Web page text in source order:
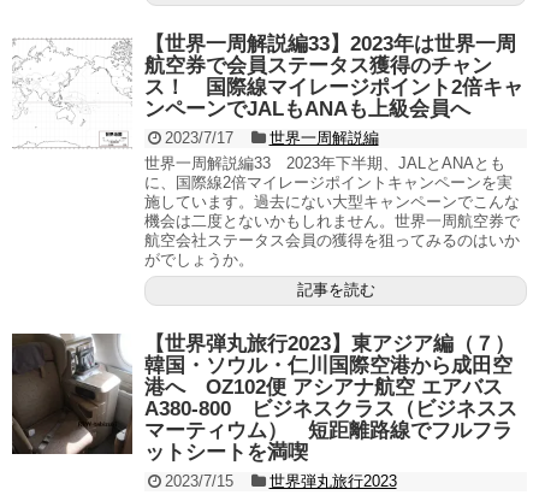
【世界一周解説編33】2023年は世界一周
航空券で会員ステータス獲得のチャン
ス！ 国際線マイレージポイント2倍キャ
ンペーンでJALもANAも上級会員へ
2023/7/17
世界一周解説編
世界一周解説編33 2023年下半期、JALとANAとも
に、国際線2倍マイレージポイントキャンペーンを実
施しています。過去にない大型キャンペーンでこんな
機会は二度とないかもしれません。世界一周航空券で
航空会社ステータス会員の獲得を狙ってみるのはいか
がでしょうか。
記事を読む
【世界弾丸旅行2023】東アジア編（７）
韓国・ソウル・仁川国際空港から成田空
港へ OZ102便 アシアナ航空 エアバス
A380-800 ビジネスクラス（ビジネスス
マーティウム） 短距離路線でフルフラ
ットシートを満喫
2023/7/15
世界弾丸旅行2023